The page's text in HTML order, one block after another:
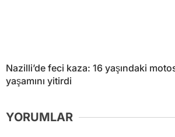
Nazilli’de feci kaza: 16 yaşındaki
yaşamını yitirdi
YORUMLAR